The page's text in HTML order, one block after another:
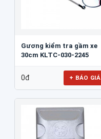
Gương kiểm tra gầm xe
30cm KLTC-030-2245
0đ + BÁO GIÁ